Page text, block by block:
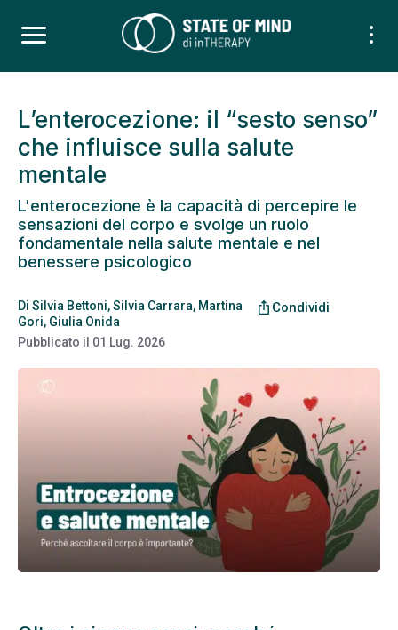
L’enterocezione: il “sesto senso”
che influisce sulla salute
mentale
L'enterocezione è la capacità di percepire le
sensazioni del corpo e svolge un ruolo
fondamentale nella salute mentale e nel
benessere psicologico
Di Silvia Bettoni,Silvia Carrara, Martina
Gori, Giulia Onida
Pubblicato il 01 Lug. 2026
ios_share Condividi